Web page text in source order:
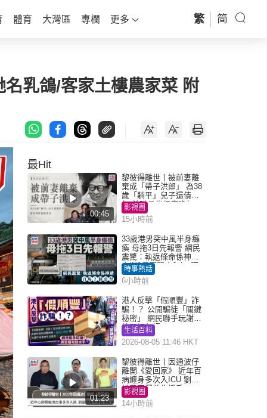
體育 大灣區 專欄 更多 繁 简
乳鴿/客家土樓農家菜 附
最Hit
00:45
黎彼得離世丨被前妻離
棄成「帶子洪郎」 為38
歲「躺平」兒子還債多
年 曾盼尋伴侶度晚年
影視圈
15小時前
33歲港男突中風半身癱
瘓 母拖3日先報警 網民
震驚：執返條命係神蹟
自爆2個惡習｜Juicy叮
時事熱話
6小時前
港人反擊「假順豐」詐
騙！？ 公開騙徒「關鍵
秘密」 網民聯手玩謝：
練習緬甸語
生活百科
2026-08-05 11:46 HKT
01:23
黎彼得離世丨因通波仔
離開《愛回家》 近年百
病纏身多次入ICU 劉鑾
雄黃宗澤曾施援手
影視圈
14小時前